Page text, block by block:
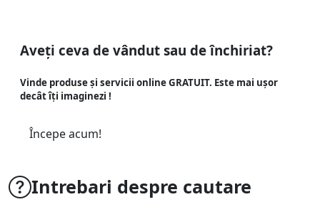
Aveți ceva de vândut sau de închiriat?
Vinde produse și servicii online GRATUIT. Este mai ușor
decât îți imaginezi !
Începe acum!
Intrebari despre cautare